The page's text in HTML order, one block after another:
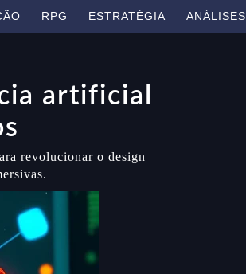
RPG ESTRATÉGIA ANÁLISES
artificial
revolucionar o design